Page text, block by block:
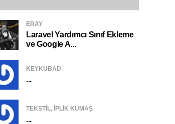
ERAY
Laravel Yardımcı Sınıf Ekleme
ve Google A...
KEYKUBAD
...
TEKSTIL, IPLIK KUMAŞ
...